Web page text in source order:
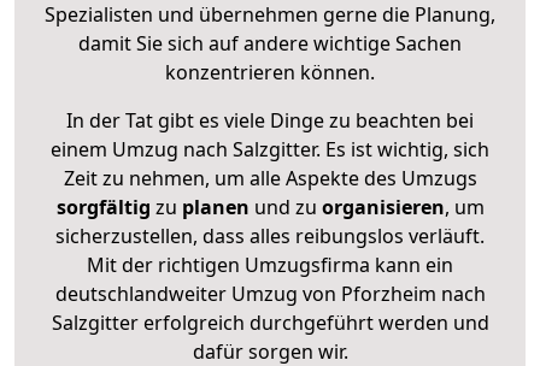
Spezialisten und übernehmen gerne die Planung,
damit Sie sich auf andere wichtige Sachen
konzentrieren können.
In der Tat gibt es viele Dinge zu beachten bei
einem Umzug nach Salzgitter. Es ist wichtig, sich
Zeit zu nehmen, um alle Aspekte des Umzugs
sorgfältig zu planen und zu organisieren, um
sicherzustellen, dass alles reibungslos verläuft.
Mit der richtigen Umzugsfirma kann ein
deutschlandweiter Umzug von Pforzheim nach
Salzgitter erfolgreich durchgeführt werden und
dafür sorgen wir.